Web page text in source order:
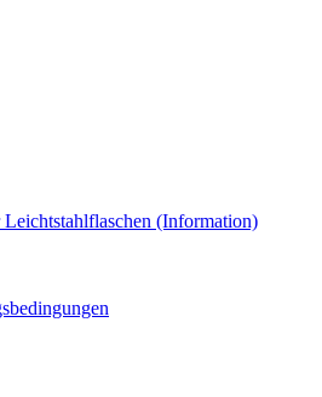
Leichtstahlflaschen (Information)